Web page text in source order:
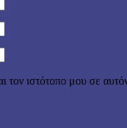
ιστότοπο μου σε